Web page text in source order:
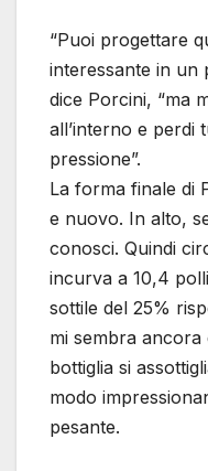
“Puoi progettare
interessante in un
dice Porcini, “ma
all’interno e perdi
pressione”.
La forma finale di
e nuovo. In alto,
conosci. Quindi
incurva a 10,4
sottile del 25%
mi sembra ancora
bottiglia si
modo
pesante.